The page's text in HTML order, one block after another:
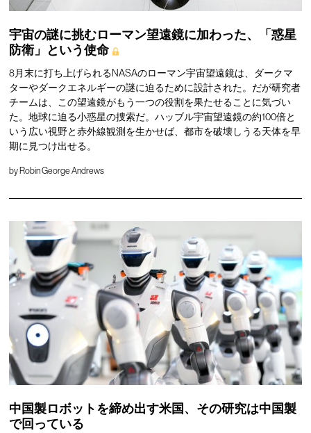
宇宙の謎に挑むローマン望遠鏡に加わった、「惑星
防衛」という使命
8月末に打ち上げられるNASAのローマン宇宙望遠鏡は、ダークマ
ターやダークエネルギーの謎に迫るために設計された。だが研究者
チームは、この望遠鏡がもう一つの役割を果たせることに気づい
た。地球に迫る小惑星の捜索だ。ハッブル宇宙望遠鏡の約100倍と
いう広い視野と赤外線観測を生かせば、都市を破壊しうる天体を早
期に見つけ出せる。
byRobin George Andrews
中国製ロボットを締め出す米国、その研究は中国製
で回っている